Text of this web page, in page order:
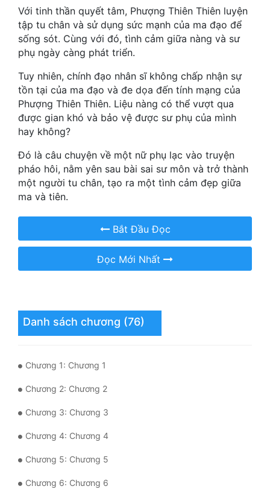
Hài Hước
Hệ Thống
Khoa Huyễn
Khoa Huyễn Không Gian
Kinh Dị
Kiếm Hiệp
Kỳ Huyễn
Với tinh thần quyết tâm, Phượng Thiên Thiên luyện
tập tu chân và sử dụng sức mạnh của ma đạo để
sống sót. Cùng với đó, tình cảm giữa nàng và sư
phụ ngày càng phát triển.
Tuy nhiên, chính đạo nhân sĩ không chấp nhận sự
tồn tại của ma đạo và đe dọa đến tính mạng của
Phượng Thiên Thiên. Liệu nàng có thể vượt qua
được gian khó và bảo vệ được sư phụ của mình
hay không?
Đó là câu chuyện về một nữ phụ lạc vào truyện
pháo hôi, nằm yên sau bài sai sư môn và trở thành
một người tu chân, tạo ra một tình cảm đẹp giữa
ma và tiên.
Bắt Đầu Đọc
Đọc Mới Nhất
Danh sách chương (76)
Chương 1: Chương 1
Chương 2: Chương 2
Chương 3: Chương 3
Chương 4: Chương 4
Chương 5: Chương 5
Chương 6: Chương 6